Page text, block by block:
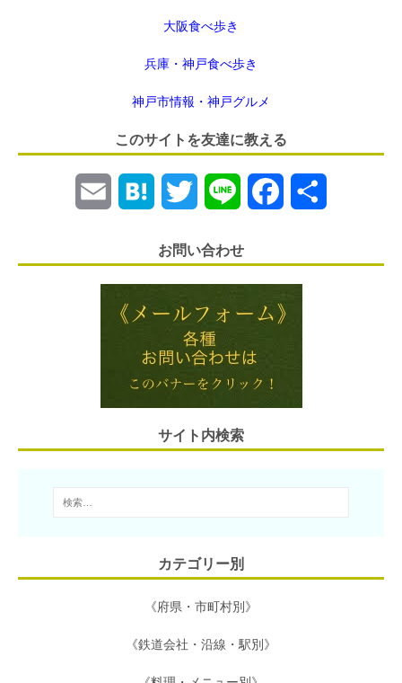
大阪食べ歩き
兵庫・神戸食べ歩き
神戸市情報・神戸グルメ
このサイトを友達に教える
a t
a
i
t
e
r
n c
o
お問い合わせ
サイト内検索
カテゴリー別
《府県・市町村別》
《鉄道会社・沿線・駅別》